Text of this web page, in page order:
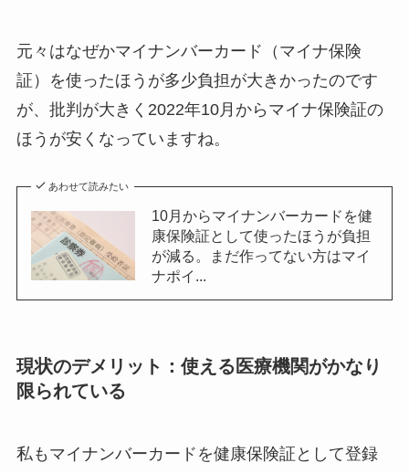
元々はなぜかマイナンバーカード（マイナ保険
証）を使ったほうが多少負担が大きかったのです
が、批判が大きく2022年10月からマイナ保険証の
ほうが安くなっていますね。
あわせて読みたい
10月からマイナンバーカードを健
康保険証として使ったほうが負担
が減る。まだ作ってない方はマイ
ナポイ...
現状のデメリット：使える医療機関がかなり
限られている
私もマイナンバーカードを健康保険証として登録